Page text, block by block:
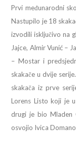
Prvi međunarodni
Nastupilo je 18
izvodili isključivo na
Jajce, Almir Vunić –
– Mostar i
skakače u dvije
skakača iz prve
Lorens Listo koji je
drugi je bio Mladen
osvojio Ivica